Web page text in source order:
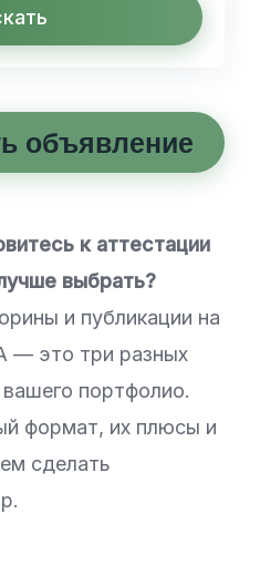
объявление
к аттестации
выбрать?
и публикации на
это три разных
портфолио.
формат, их плюсы и
сделать